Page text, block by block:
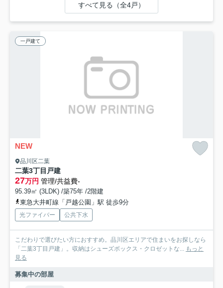
すべて見る（全4戸）
一戸建て
NEW
品川区二葉
二葉3丁目戸建
27万円 管理/共益費-
95.39㎡ (3LDK) /築75年 /2階建
東急大井町線「戸越公園」駅 徒歩9分
光ファイバー 公共下水
こだわりで選びたい方におすすめ。品川区エリアで住まいをお探しなら
「二葉3丁目戸建」。収納はシューズボックス・クロゼットな... もっと
見る
募集中の部屋